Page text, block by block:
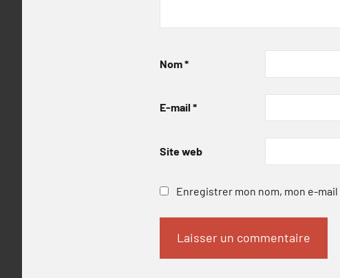
Nom*
E-mail *
Site web
Enregistrer mon nom, mon e-